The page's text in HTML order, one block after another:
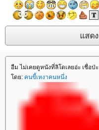
อืม ไม่เคยดูหนังที่ลิโดเลยอ่ะ เชื่อป่ะ
ดย: คนขี้เหงาคนหนึ่ง